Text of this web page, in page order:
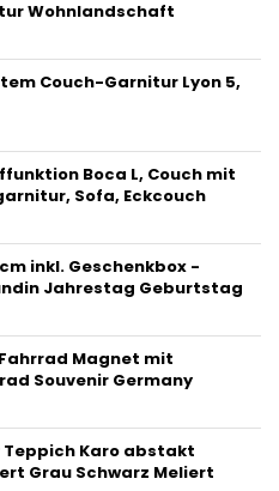
Wohnlandschaft
Couch-Garnitur Lyon 5,
Boca L, Couch mit
Sofa, Eckcouch
inkl. Geschenkbox -
Jahrestag Geburtstag
Magnet mit
Souvenir Germany
Teppich Karo abstakt
Grau Schwarz Meliert